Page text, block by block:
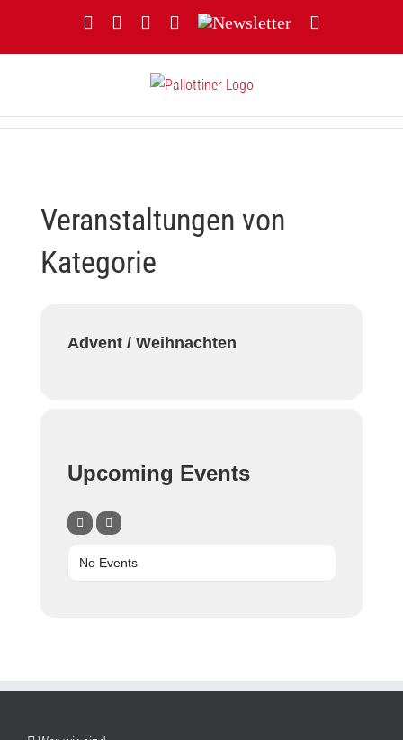
FacebookYouTubeInstagram
Threads
Newsletter
Veranstaltungen von
Kategorie
Advent / Weihnachten
Upcoming Events
No Events